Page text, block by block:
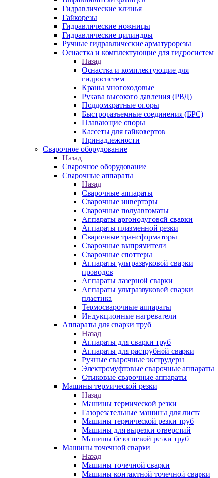
Гидравлические клинья
Гайкорезы
Гидравлические ножницы
Гидравлические цилиндры
Ручные гидравлические арматурорезы
Оснастка и комплектующие для гидросистем
Назад
Оснастка и комплектующие для
гидросистем
Краны многоходовые
Рукава высокого давления (РВД)
Поддомкратные опоры
Быстроразъемные соединения (БРС)
Плавающие опоры
Кассеты для гайковертов
Принадлежности
Сварочное оборудование
Назад
Сварочное оборудование
Сварочные аппараты
Назад
Сварочные аппараты
Сварочные инверторы
Сварочные полуавтоматы
Аппараты аргонодуговой сварки
Аппараты плазменной резки
Сварочные трансформаторы
Сварочные выпрямители
Сварочные споттеры
Аппараты ультразвуковой сварки
проводов
Аппараты лазерной сварки
Аппараты ультразвуковой сварки
пластика
Термосварочные аппараты
Индукционные нагреватели
Аппараты для сварки труб
Назад
Аппараты для сварки труб
Аппараты для раструбной сварки
Ручные сварочные экструдеры
Электромуфтовые сварочные аппараты
Стыковые сварочные аппараты
Машины термической резки
Назад
Машины термической резки
Газорезательные машины для листа
Машины термической резки труб
Машины для вырезки отверстий
Машины безогневой резки труб
Машины точечной сварки
Назад
Машины точечной сварки
Машины контактной точечной сварки